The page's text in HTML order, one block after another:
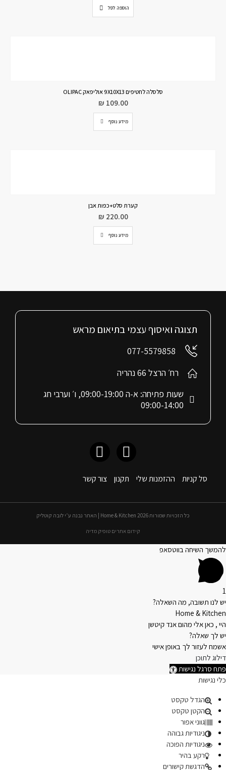
הוספה לסל
סלסלה לחטיפים 9X10X13 אוליפאק OLIPAC
₪ 109.00
מידע נוסף
קערת סלט+כפות אבן
₪ 220.00
מידע נוסף
סל קניות ההזמנות שלי תקנון צור קשר
תצוגה ואיסוף עצמי בתיאום מראש
077-5579858
רח׳ הרצל 66 נהריה
שעות פתיחה: א-ה 09:00-19:00, ו׳ וערבי חג
09:00-14:00
כל הזכויות שמורות 2026 Home & Kitchen | האתר נבנה ע״י לובה קוטליק
קידום אתרים טופיק מדיה
להמשך השיחה בווטסאפ
1
יש לנו תשובה, מה השאלה?
Home & Kitchen
היי , כאן אלי מהום אנד קיטשן
יש לך שאלה?
אשמח לעזור לך באופן אישי
דילוג לתוכן
פתח סרגל נגישות
כלי נגישות
הגדל טקסט
הקטן טקסט
גווני אפור
ניגודיות גבוהה
ניגודיות הפוכה
רקע בהיר
הדגשת קישורים